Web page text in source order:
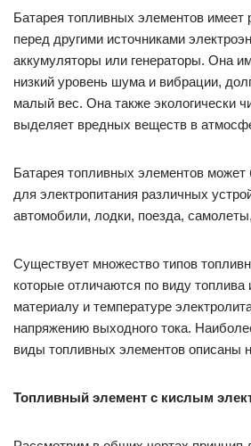
Батарея топливных элементов имеет
перед другими источниками
аккумуляторы или генераторы. Она
низкий уровень шума и вибрации,
малый вес. Она также экологически
выделяет вредных веществ в
Батарея топливных элементов может
для электропитания различных
автомобили, лодки, поезда,
Существует множество типов
которые отличаются по виду топлива
материалу и температуре
напряжению выходного тока.
виды топливных элементов описаны
Топливный элемент с кислым